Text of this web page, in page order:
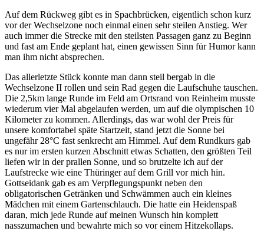
Auf dem Rückweg gibt es in Spachbrücken, eigentlich schon kurz
vor der Wechselzone noch einmal einen sehr steilen Anstieg. Wer
auch immer die Strecke mit den steilsten Passagen ganz zu Beginn
und fast am Ende geplant hat, einen gewissen Sinn für Humor kann
man ihm nicht absprechen.
Das allerletzte Stück konnte man dann steil bergab in die
Wechselzone II rollen und sein Rad gegen die Laufschuhe tauschen.
Die 2,5km lange Runde im Feld am Ortsrand von Reinheim musste
wiederum vier Mal abgelaufen werden, um auf die olympischen 10
Kilometer zu kommen. Allerdings, das war wohl der Preis für
unsere komfortabel späte Startzeit, stand jetzt die Sonne bei
ungefähr 28°C fast senkrecht am Himmel. Auf dem Rundkurs gab
es nur im ersten kurzen Abschnitt etwas Schatten, den größten Teil
liefen wir in der prallen Sonne, und so brutzelte ich auf der
Laufstrecke wie eine Thüringer auf dem Grill vor mich hin.
Gottseidank gab es am Verpflegungspunkt neben den
obligatorischen Getränken und Schwämmen auch ein kleines
Mädchen mit einem Gartenschlauch. Die hatte ein Heidenspaß
daran, mich jede Runde auf meinen Wunsch hin komplett
nasszumachen und bewahrte mich so vor einem Hitzekollaps.